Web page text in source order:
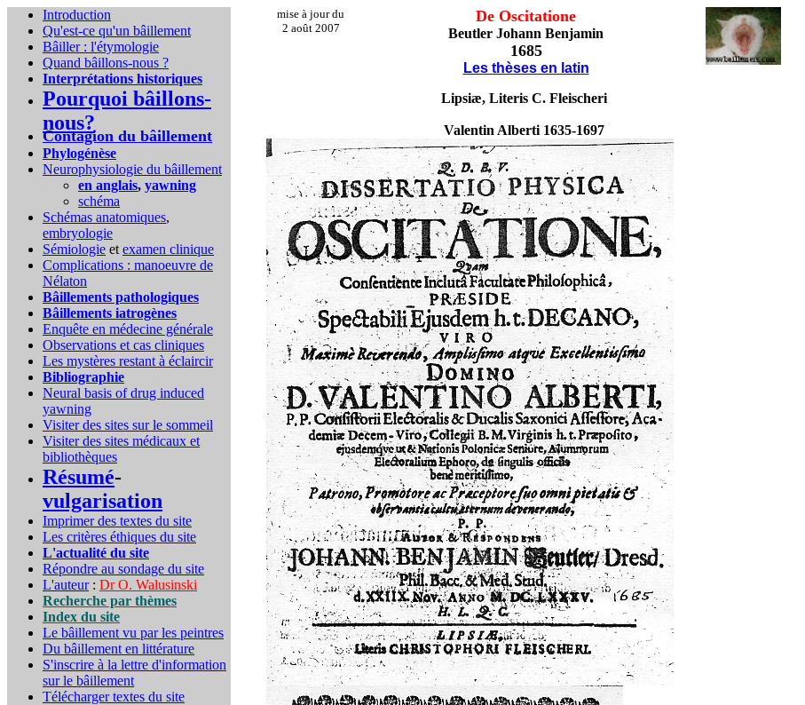
Introduction
Qu'est-ce qu'un bâillement
Bâiller : l'étymologie
Quand bâillons-nous ?
Interprétations historiques
Pourquoi bâillons-
nous?
Contagion du bâillement
Phylogénèse
Neurophysiologie du bâillement
en anglais, yawning
schéma
Schémas anatomiques,
embryologie
Sémiologie et examen clinique
Complications : manoeuvre de
Nélaton
Bâillements pathologiques
Bâillements iatrogènes
Enquête en médecine générale
Observations et cas cliniques
Les mystères restant à éclaircir
Bibliographie
Neural basis of drug induced
yawning
Visiter des sites sur le sommeil
Visiter des sites médicaux et
bibliothèques
Résumé-
vulgarisation
Imprimer des textes du site
Les critères éthiques du site
L'actualité du site
Répondre au sondage du site
L'auteur: Dr O. Walusinski
Recherche par thèmes
Index du site
Le bâillement vu par les peintres
Du bâillement en littérature
S'inscrire à la lettre d'information
sur le bâillement
Télécharger textes du site
mise à jour du
2 août 2007
De Oscitatione
Beutler Johann Benjamin
1685
Les thèses en latin
Lipsiæ, Literis C. Fleischeri
Valentin Alberti 1635-1697